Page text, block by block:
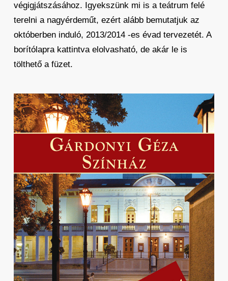
végigjátszásához. Igyekszünk mi is a teátrum felé
terelni a nagyérdeműt, ezért alább bemutatjuk az
októberben induló, 2013/2014 -es évad tervezetét. A
borítólapra kattintva elolvasható, de akár le is
tölthető a füzet.